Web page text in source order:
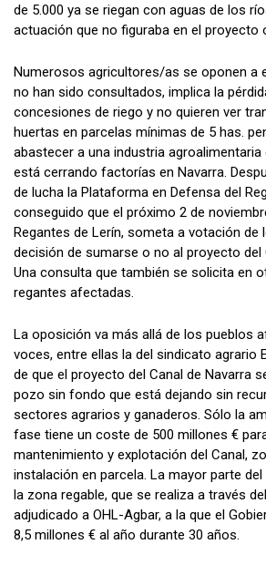
de 5.000 ya se riegan con aguas de los
actuación que no figuraba en el proyecto
Numerosos agricultores/as se oponen a
no han sido consultados, implica la
concesiones de riego y no quieren ver
huertas en parcelas mínimas de 5 has.
abastecer a una industria agroalimentaria
está cerrando factorías en Navarra.
de lucha la Plataforma en Defensa del
conseguido que el próximo 2 de
Regantes de Lerín, someta a votación de
decisión de sumarse o no al proyecto del
Una consulta que también se solicita en
regantes afectadas.
La oposición va más allá de los pueblos
voces, entre ellas la del sindicato agrario
de que el proyecto del Canal de Navarra
pozo sin fondo que está dejando sin
sectores agrarios y ganaderos. Sólo la
fase tiene un coste de 500 millones €
mantenimiento y explotación del Canal,
instalación en parcela. La mayor parte
la zona regable, que se realiza a través
adjudicado a OHL-Agbar, a la que el
8,5 millones € al año durante 30 años.